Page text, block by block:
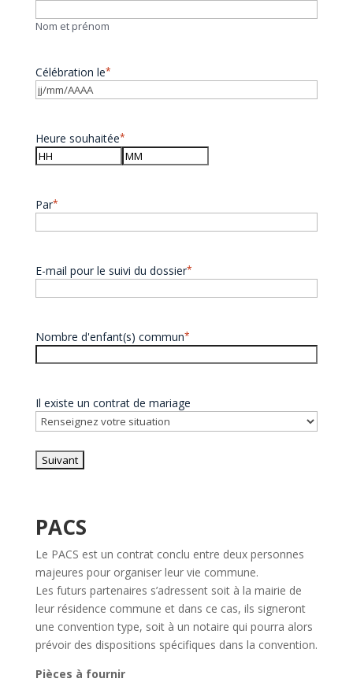
Nom et prénom
Célébration le*
Heure souhaitée*
Par*
E-mail pour le suivi du dossier*
Nombre d'enfant(s) commun*
Il existe un contrat de mariage
PACS
Le PACS est un contrat conclu entre deux personnes
majeures pour organiser leur vie commune.
Les futurs partenaires s’adressent soit à la mairie de
leur résidence commune et dans ce cas, ils signeront
une convention type, soit à un notaire qui pourra alors
prévoir des dispositions spécifiques dans la convention.
Pièces à fournir